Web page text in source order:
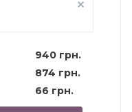
940 грн.
874 грн.
66 грн.